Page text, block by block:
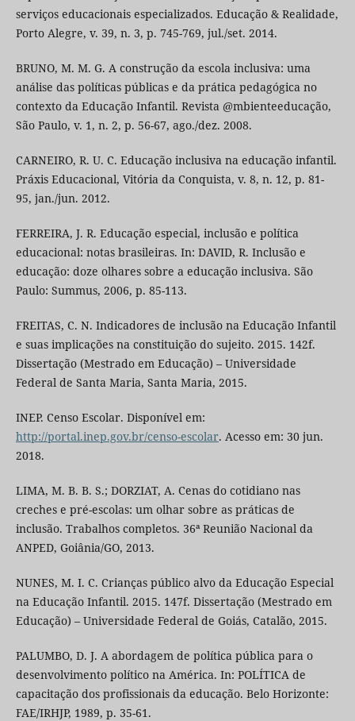
serviços educacionais especializados. Educação & Realidade,
Porto Alegre, v. 39, n. 3, p. 745-769, jul./set. 2014.
BRUNO, M. M. G. A construção da escola inclusiva: uma
análise das políticas públicas e da prática pedagógica no
contexto da Educação Infantil. Revista @mbienteeducação,
São Paulo, v. 1, n. 2, p. 56-67, ago./dez. 2008.
CARNEIRO, R. U. C. Educação inclusiva na educação infantil.
Práxis Educacional, Vitória da Conquista, v. 8, n. 12, p. 81-
95, jan./jun. 2012.
FERREIRA, J. R. Educação especial, inclusão e política
educacional: notas brasileiras. In: DAVID, R. Inclusão e
educação: doze olhares sobre a educação inclusiva. São
Paulo: Summus, 2006, p. 85-113.
FREITAS, C. N. Indicadores de inclusão na Educação Infantil
e suas implicações na constituição do sujeito. 2015. 142f.
Dissertação (Mestrado em Educação) – Universidade
Federal de Santa Maria, Santa Maria, 2015.
INEP. Censo Escolar. Disponível em:
http://portal.inep.gov.br/censo-escolar. Acesso em: 30 jun.
2018.
LIMA, M. B. B. S.; DORZIAT, A. Cenas do cotidiano nas
creches e pré-escolas: um olhar sobre as práticas de
inclusão. Trabalhos completos. 36ª Reunião Nacional da
ANPED, Goiânia/GO, 2013.
NUNES, M. I. C. Crianças público alvo da Educação Especial
na Educação Infantil. 2015. 147f. Dissertação (Mestrado em
Educação) – Universidade Federal de Goiás, Catalão, 2015.
PALUMBO, D. J. A abordagem de política pública para o
desenvolvimento político na América. In: POLÍTICA de
capacitação dos profissionais da educação. Belo Horizonte:
FAE/IRHJP, 1989, p. 35-61.